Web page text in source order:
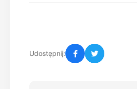
Udostępnij: